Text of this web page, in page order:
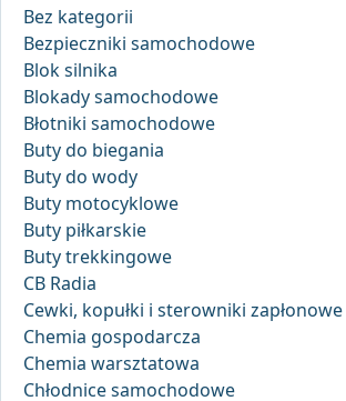
Bez kategorii
Bezpieczniki samochodowe
Blok silnika
Blokady samochodowe
Błotniki samochodowe
Buty do biegania
Buty do wody
Buty motocyklowe
Buty piłkarskie
Buty trekkingowe
CB Radia
Cewki, kopułki i sterowniki zapłonowe
Chemia gospodarcza
Chemia warsztatowa
Chłodnice samochodowe